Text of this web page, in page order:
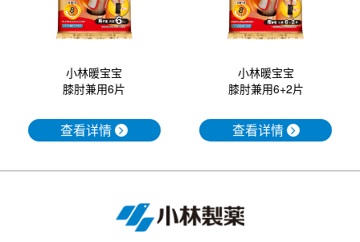
小林暖宝宝
膝肘兼用6片
查看详情
小林暖宝宝
膝肘兼用6+2片
查看详情